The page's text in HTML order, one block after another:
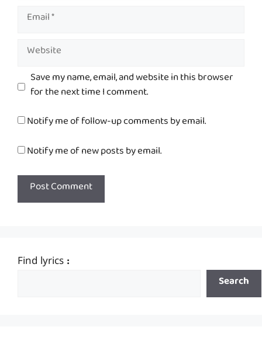
Email
Website
Save my name, email, and website in this browser
for the next time I comment.
Notify me of follow-up comments by email.
Notify me of new posts by email.
Find lyrics :
Search